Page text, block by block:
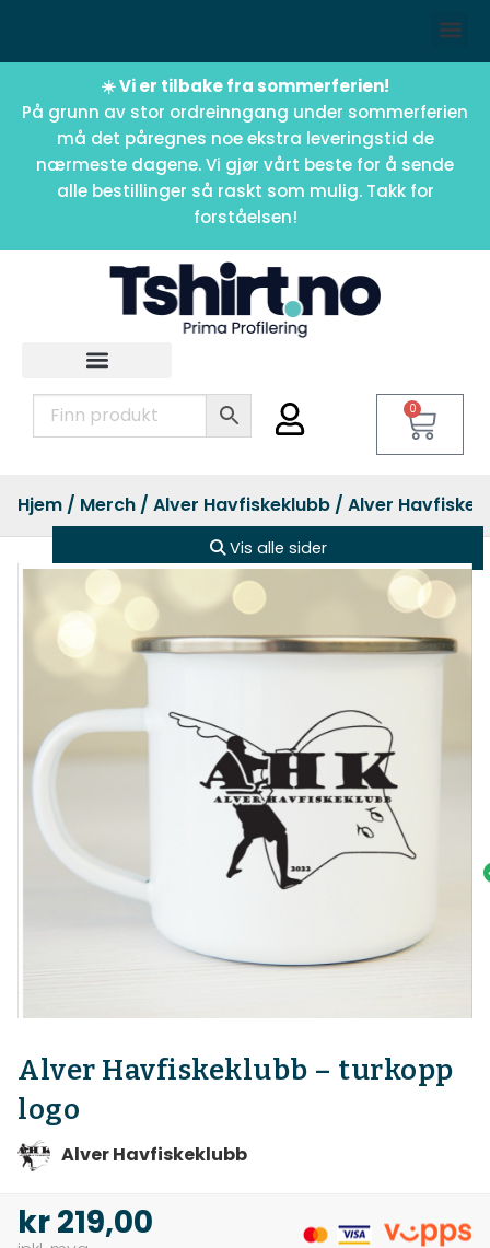
☀️ Vi er tilbake fra sommerferien!
På grunn av stor ordreinngang under sommerferien
må det påregnes noe ekstra leveringstid de
nærmeste dagene. Vi gjør vårt beste for å sende
alle bestillinger så raskt som mulig. Takk for
forståelsen!
0
Hjem / Merch / Alver Havfiskeklubb / Alver
Vis alle sider
Alver Havfiskeklubb – turkopp
logo
Alver Havfiskeklubb
kr219,00